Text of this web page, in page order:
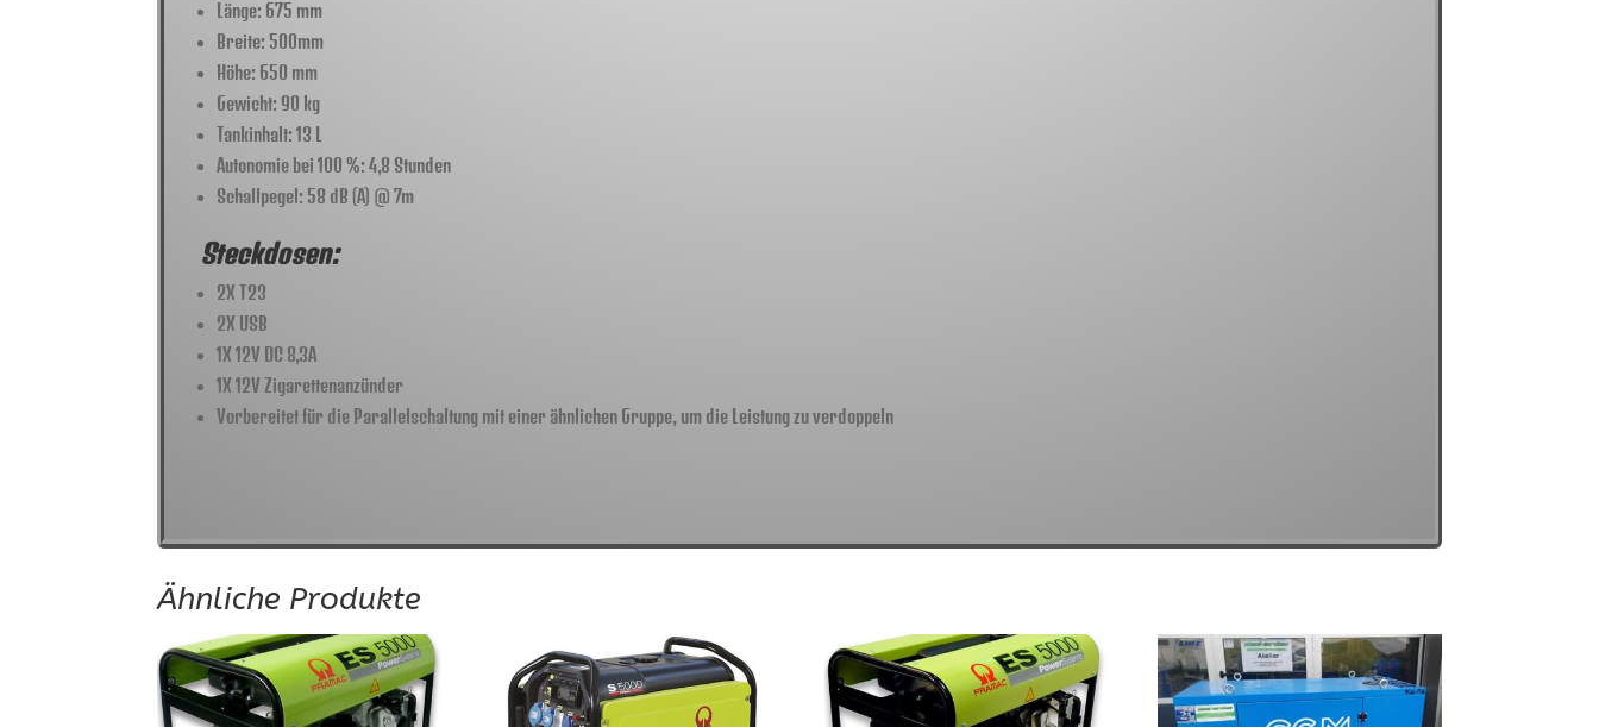
Länge: 675 mm
Breite: 500mm
Höhe: 650 mm
Gewicht: 90 kg
Tankinhalt: 13 L
Autonomie bei 100 %: 4,8 Stunden
Schallpegel: 58 dB (A) @ 7m
Steckdosen:
2X T23
2X USB
1X 12V DC 8,3A
1X 12V Zigarettenanzünder
Vorbereitet für die Parallelschaltung mit einer ähnlichen Gruppe, um die Leistung zu verdoppeln
Ähnliche Produkte